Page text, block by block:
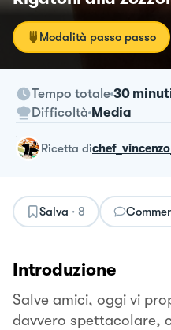
Modalità passo passo
Tempo totale 30
Difficoltà Media
ricetta di
Salva · 8
Introduzione
Salve amici, oggi vi
davvero spettacolare,